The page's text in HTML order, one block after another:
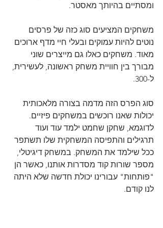
ומסתיים בהיותך מאסטר.
משחקים המציעים סוג כזה של פרסים
נוטים להיות עמוקים ובעלי חיי מדף ארוכים
מאוד. משחקים כאלו גם מייצרים שוני
מבורך בין חוויית משחק ראשונה, לעשירית,
ל-300.
סוג הפרס הזה מדמה בצורה מלאכותית
יכולות שאנו רוכשים במשחקים פיזיים.
לדוגמא, שחקן שחמט ילמד עוד ועוד
תרגילים והתפיסה המשחקית שלו תשתפר
ככל שילמד את המשחק. במשחק דיגיטלי,
מספר שורות קוד מסדרות אותנו, כאשר הן
"פותחות" עבורינו יכולת חדשה שלא היתה
לנו קודם.